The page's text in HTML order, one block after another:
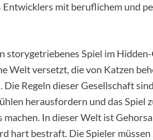
Entwicklers mit beruflichem und
storygetriebenes Spiel im
Welt versetzt, die von Katzen
Regeln dieser Gesellschaft
herausfordern und das Spiel
In dieser Welt ist
hart bestraft. Die Spieler